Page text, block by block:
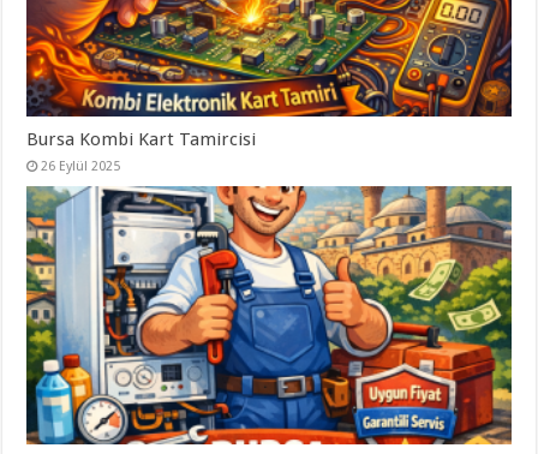
Bursa Kombi Kart Tamircisi
26 Eylül 2025